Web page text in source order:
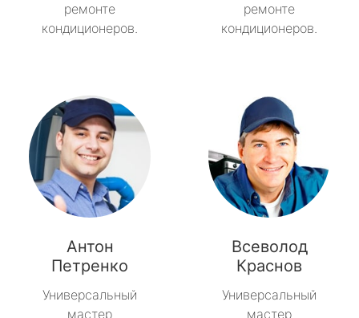
ремонте
кондиционеров.
ремонте
кондиционеров.
Антон
Петренко
Универсальный
мастер
Всеволод
Краснов
Универсальный
мастер